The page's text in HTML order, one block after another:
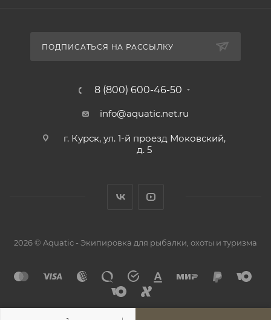
ПОДПИСАТЬСЯ НА РАССЫЛКУ
8 (800) 600-46-50
info@aquatic.net.ru
г. Курск, ул. 1-й проезд Моковский,
д. 5
2026 © Aquatic - Экипировка для рыбалки, охоты и туризма